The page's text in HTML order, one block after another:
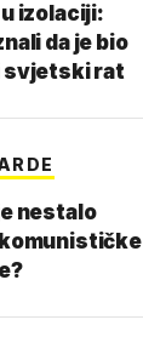
izolaciji:
da je bio
svjetski rat
nestalo